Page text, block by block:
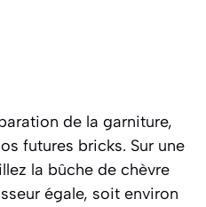
de la garniture,
futures bricks. Sur une
la bûche de chèvre
égale, soit environ